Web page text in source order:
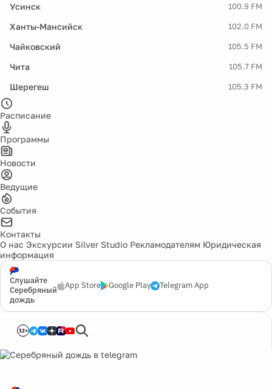
Усинск 100.9 FM
Ханты-Мансийск 102.0 FM
Чайковский 105.5 FM
Чита 105.7 FM
Шерегеш 105.3 FM
Расписание
Программы
Новости
Ведущие
События
Контакты
О нас Экскурсии Silver Studio Рекламодателям Юридическая
информация
Слушайте
Серебряный
дождь
App Store Google Play Telegram App
12+